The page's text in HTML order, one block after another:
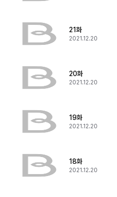
21화
2021.12.20
20화
2021.12.20
19화
2021.12.20
18화
2021.12.20